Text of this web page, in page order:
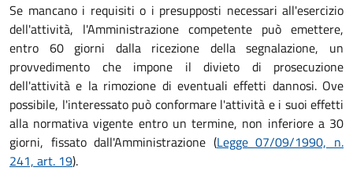
Se mancano i requisiti o i presupposti necessari all'esercizio
dell'attività, l'Amministrazione competente può emettere,
entro 60 giorni dalla ricezione della segnalazione, un
provvedimento che impone il divieto di prosecuzione
dell'attività e la rimozione di eventuali effetti dannosi. Ove
possibile, l'interessato può conformare l'attività e i suoi effetti
alla normativa vigente entro un termine, non inferiore a 30
giorni, fissato dall'Amministrazione (Legge 07/09/1990, n.
241, art. 19).